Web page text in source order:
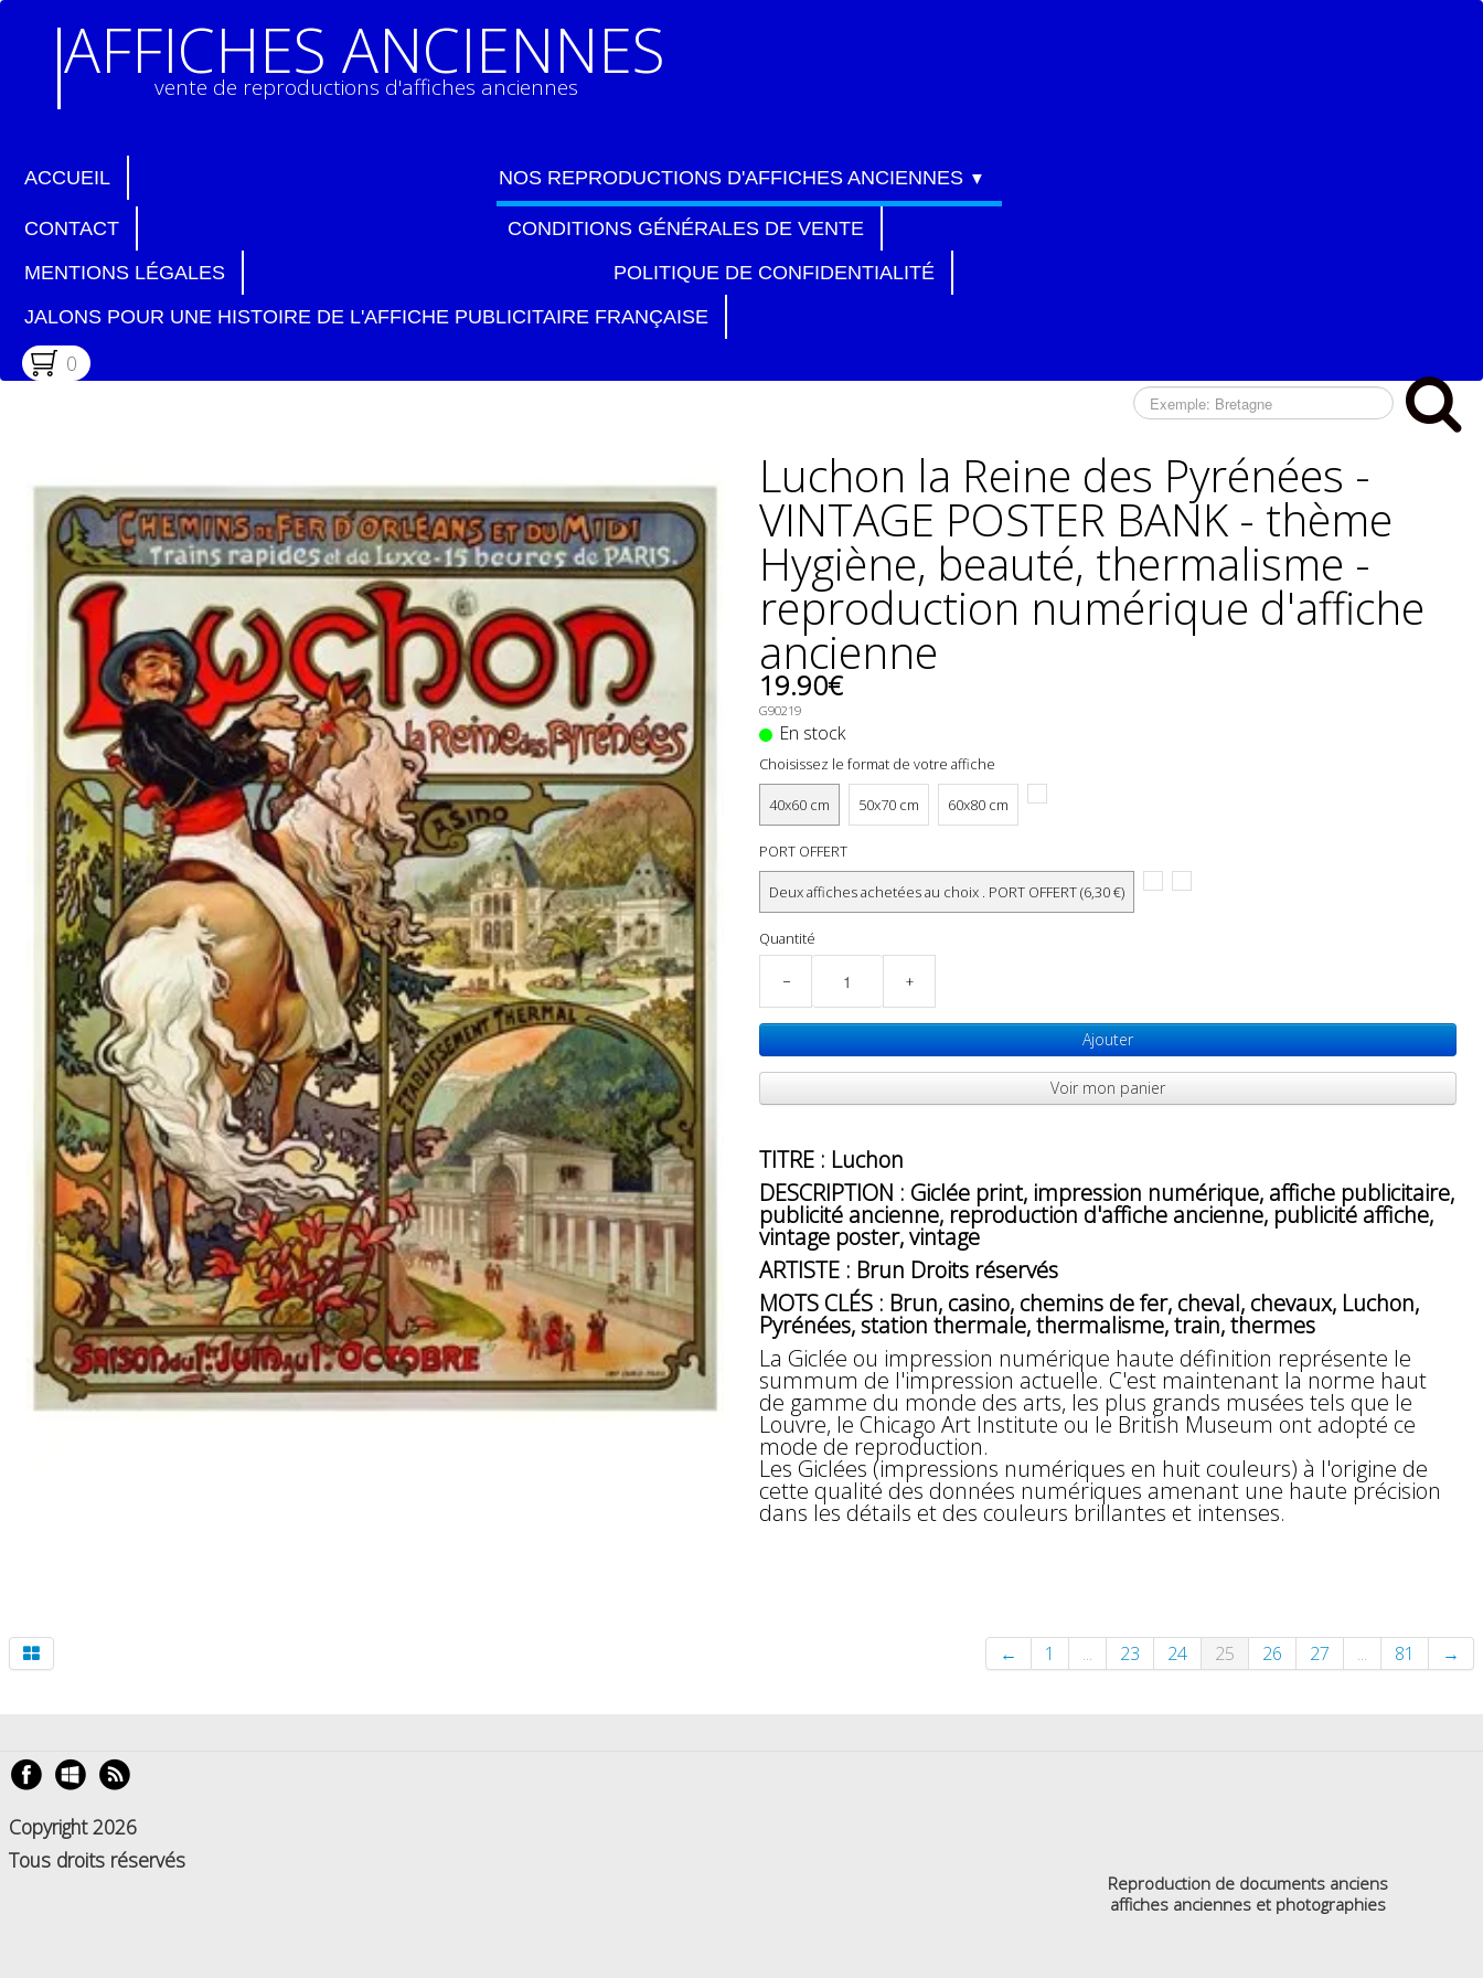
AFFICHES ANCIENNES
vente de reproductions d'affiches anciennes
ACCUEIL NOS REPRODUCTIONS D'AFFICHES ANCIENNES ▼
CONTACT
CONDITIONS GÉNÉRALES DE VENTE
MENTIONS LÉGALES
POLITIQUE DE CONFIDENTIALITÉ
JALONS POUR UNE HISTOIRE DE L'AFFICHE PUBLICITAIRE FRANÇAISE
0
Luchon la Reine des Pyrénées -
VINTAGE POSTER BANK - thème
Hygiène, beauté, thermalisme -
reproduction numérique d'affiche
ancienne
19.90€
G90219
En stock
Choisissez le format de votre affiche
40x60 cm 50x70 cm 60x80 cm
PORT OFFERT
Deux affiches achetées au choix . PORT OFFERT (6,30 €)
Quantité
− +
Ajouter
Voir mon panier
TITRE : Luchon
DESCRIPTION : Giclée print, impression numérique, affiche publicitaire,
publicité ancienne, reproduction d'affiche ancienne, publicité affiche,
vintage poster, vintage
ARTISTE : Brun Droits réservés
MOTS CLÉS : Brun, casino, chemins de fer, cheval, chevaux, Luchon,
Pyrénées, station thermale, thermalisme, train, thermes
La Giclée ou impression numérique haute définition représente le
summum de l'impression actuelle. C'est maintenant la norme haut
de gamme du monde des arts, les plus grands musées tels que le
Louvre, le Chicago Art Institute ou le British Museum ont adopté ce
mode de reproduction.
Les Giclées (impressions numériques en huit couleurs) à l'origine de
cette qualité des données numériques amenant une haute précision
dans les détails et des couleurs brillantes et intenses.
← 1 ... 23 24 25 26 27 ... 81 →
Copyright 2026
Tous droits réservés
Reproduction de documents anciens
affiches anciennes et photographies